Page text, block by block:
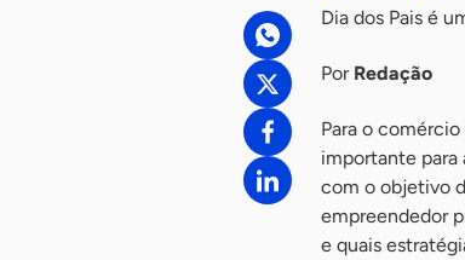
Dia dos Pais é
Por Redação
Para o
importante para
com o objetivo
empreendedor
e quais